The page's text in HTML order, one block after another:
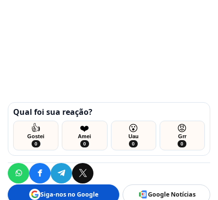
Qual foi sua reação?
👍
Gostei
0
❤️
Amei
0
😮
Uau
0
😡
Grr
0
Siga-nos no Google Google Notícias